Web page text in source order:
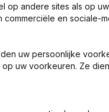
op andere sites als op
en sociale-
uw persoonlijke
uw voorkeuren. Ze